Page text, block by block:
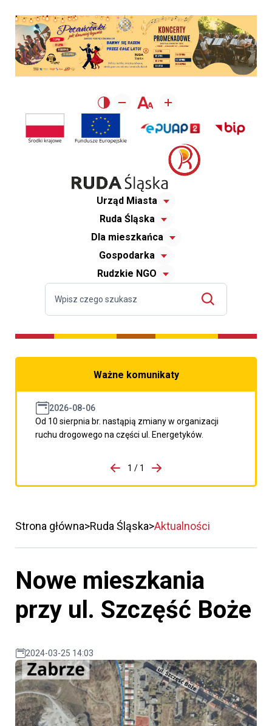
Urząd Miasta
Ruda Śląska
Dla mieszkańca
Gospodarka
Rudzkie NGO
Ważne komunikaty
2026-08-06
Od 10 sierpnia br. nastąpią zmiany w organizacji
ruchu drogowego na części ul. Energetyków.
porzpedniego komunikatu
1 / 1
Przejdź do następnego
Strona główna Ruda Śląska Aktualności
Nowe mieszkania
przy ul. Szczęść Boże
2024-03-25 14:03